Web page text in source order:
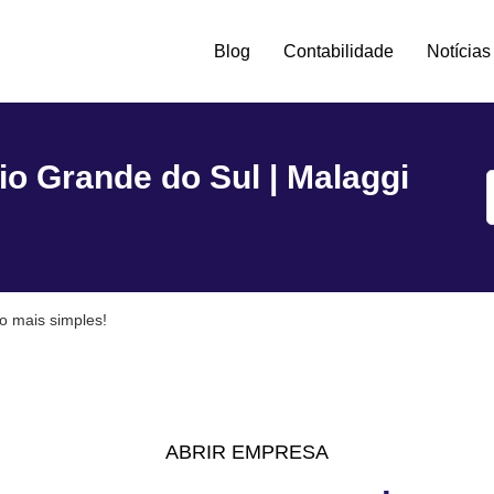
Blog Contabilidade Notícias
Grande do Sul | Malaggi
mais simples!
ABRIR EMPRESA